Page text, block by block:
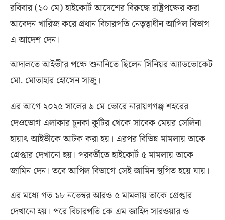
রবিবার(১০ মে)হাইকোর্ট আদেশের বিরুদ্ধে রাষ্ট্রপক্ষের করা
আবেদন খারিজ করে প্রধান বিচারপতি নেতৃত্বাধীন আপিল বিভাগ
এ আদেশ দেন।
আদালতে আইভী‘র পক্ষে শুনানিতে ছিলেন সিনিয়র অ্যাডভোকেট
মো. মোতাহার হোসেন সাজু।
এর আগে ২০২৫ সালের ৯ মে ভোরে নারায়ণগঞ্জ শহরের
দেওভোগ এলাকার চুনকা কুটির থেকে সাবেক মেয়র সেলিনা
হায়াৎ আইভীকে আটক করা হয়। এরপর বিভিন্ন মামলায় তাকে
গ্রেপ্তার দেখানো হয়। পরবর্তীতে হাইকোর্ট ৫ মামলায় তাকে
জামিন দেন। তবে আপিল বিভাগে সেই জামিন স্থগিত হয়ে যায়।
এর মধ্যে গত ১৮ নভেম্বর আরও ৫ মামলায় তাকে গ্রেপ্তার
দেখানো হয়। পরে বিচারপতি কে এম জাহিদ সারওয়ার ও